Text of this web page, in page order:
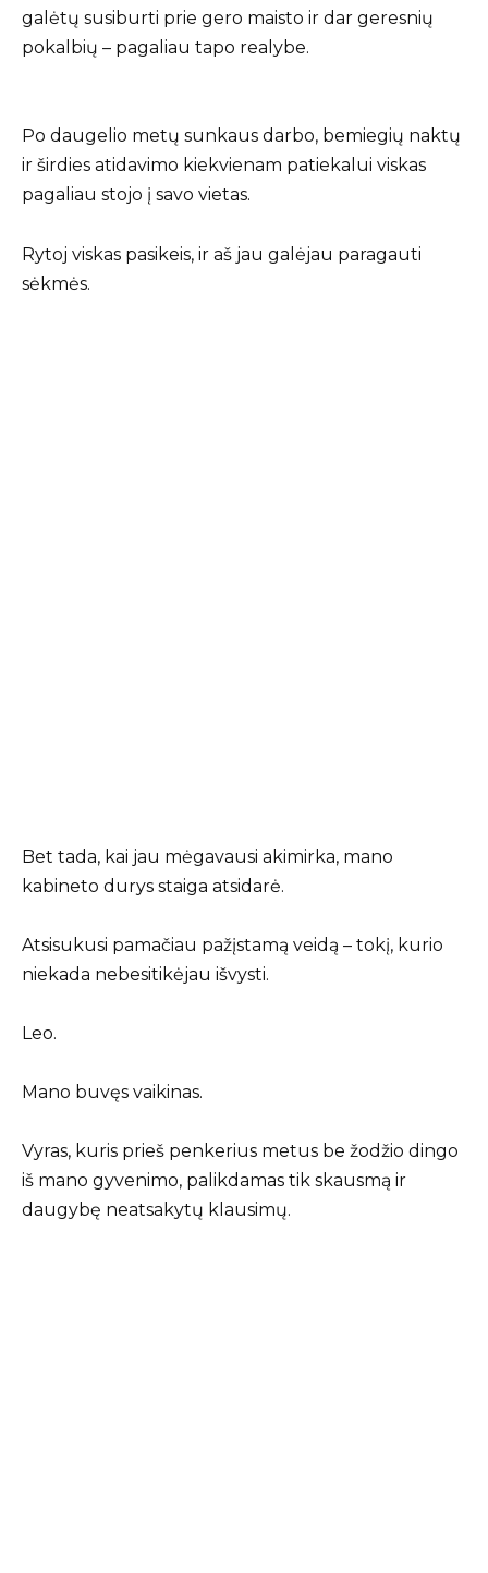
galėtų susiburti prie gero maisto ir dar geresnių
pokalbių – pagaliau tapo realybe.
Po daugelio metų sunkaus darbo, bemiegių naktų
ir širdies atidavimo kiekvienam patiekalui viskas
pagaliau stojo į savo vietas.
Rytoj viskas pasikeis, ir aš jau galėjau paragauti
sėkmės.
Bet tada, kai jau mėgavausi akimirka, mano
kabineto durys staiga atsidarė.
Atsisukusi pamačiau pažįstamą veidą – tokį, kurio
niekada nebesitikėjau išvysti.
Leo.
Mano buvęs vaikinas.
Vyras, kuris prieš penkerius metus be žodžio dingo
iš mano gyvenimo, palikdamas tik skausmą ir
daugybę neatsakytų klausimų.